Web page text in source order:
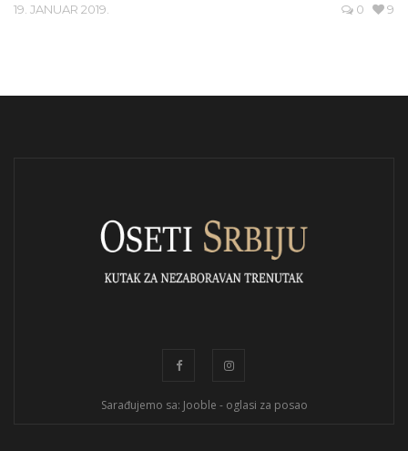
19. JANUAR 2019. 0 9
Sarađujemo sa: Jooble - oglasi za posao